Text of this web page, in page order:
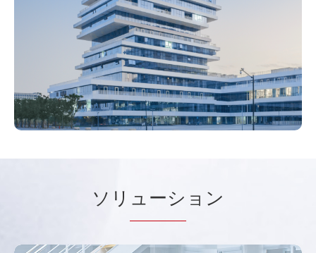
ソリ ューシ ョン